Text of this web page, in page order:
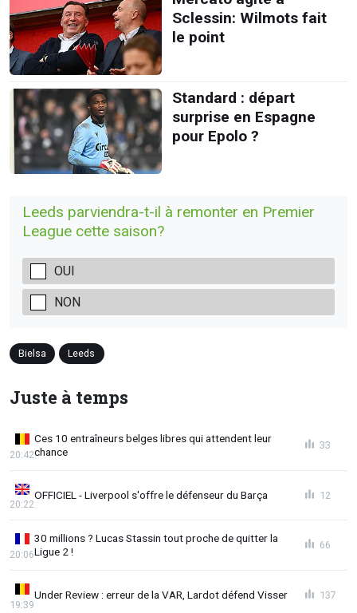
Sclessin: Wilmots fait
le point
Standard : départ
surprise en Espagne
pour Epolo ?
Leeds parviendra-t-il à remonter en Premier
League cette saison?
OUI
NON
Bielsa Leeds
Juste à temps
Ces 10 entraîneurs belges libres qui attendent leur
chance
20:42
33
OFFICIEL - Liverpool s'offre le défenseur du Barça
20:22
12
30 millions ? Lucas Stassin tout proche de quitter la
Ligue 2 !
20:06
66
Under Review : erreur de la VAR, Lardot défend Visser
19:39
137